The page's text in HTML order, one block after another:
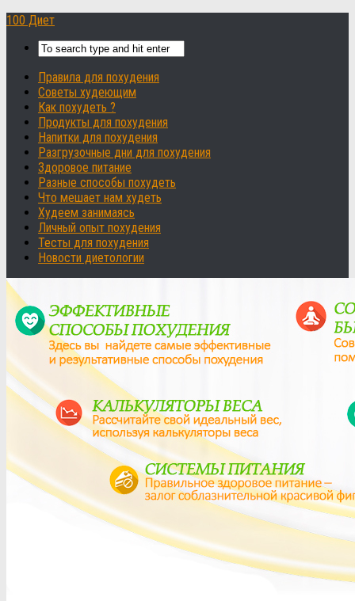
100 Диет
Правила для похудения
Советы худеющим
Как похудеть ?
Продукты для похудения
Напитки для похудения
Разгрузочные дни для похудения
Здоровое питание
Разные способы похудеть
Что мешает нам худеть
Худеем занимаясь
Личный опыт похудения
Тесты для похудения
Новости диетологии